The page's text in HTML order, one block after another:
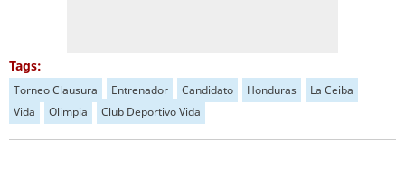
Tags:
Torneo Clausura Entrenador Candidato Honduras
La Ceiba
Vida
Olimpia Club Deportivo Vida